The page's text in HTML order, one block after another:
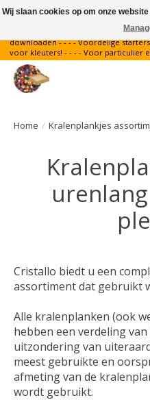
Gratis verzending binnen Nederland
downloaden - - - - Voordelige
voor kleuters! - - - - Voor particulier
Home / Kralenplankjes
Cristallo biedt u een
assortiment dat gebruikt
Alle kralenplanken (ook
hebben een verdeling
uitzondering van
meest gebruikte en
afmeting van de
wordt gebruikt.
Wij slaan cookies op om onze